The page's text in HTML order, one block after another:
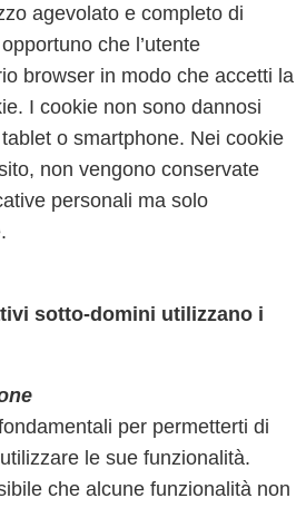
agevolato e completo di
che l’utente
browser in modo che accetti la
I cookie non sono dannosi
o smartphone. Nei cookie
non vengono conservate
personali ma solo
sotto-domini utilizzano i
per permetterti di
le sue funzionalità.
che alcune funzionalità non